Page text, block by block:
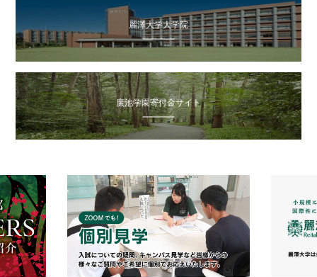
麗澤大学大学院
廣池学園寄付金サイト